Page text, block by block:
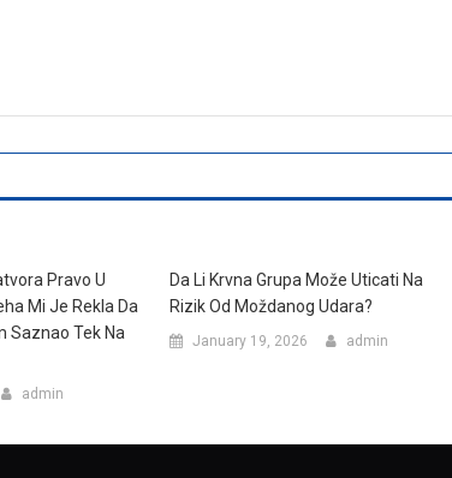
Pravo U
Mi Je Rekla Da
Saznao Tek Na
admin
Da Li Krvna Grupa Može Uticati Na
Rizik Od Moždanog Udara?
January 19, 2026 admin